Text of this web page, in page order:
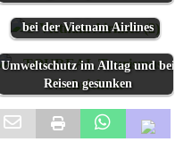
Neues Freigepäck-Konzept
bei der Vietnam Airlines
Umweltschutz im Alltag und bei
Reisen gesunken